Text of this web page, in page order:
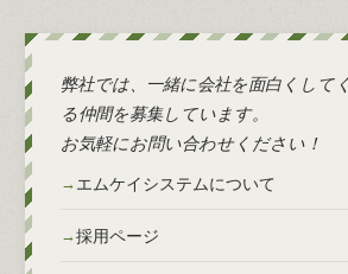
弊社では、一緒に会社を面白くして
る仲間を募集しています。
お気軽にお問い合わせください！
エムケイシステムについて
採用ページ